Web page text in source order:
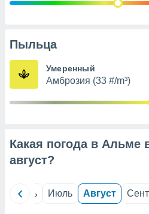
Пыльца
Умеренный
Амброзия (33 #/m³)
Какая погода в Альме
август?
Июнь Июль Август